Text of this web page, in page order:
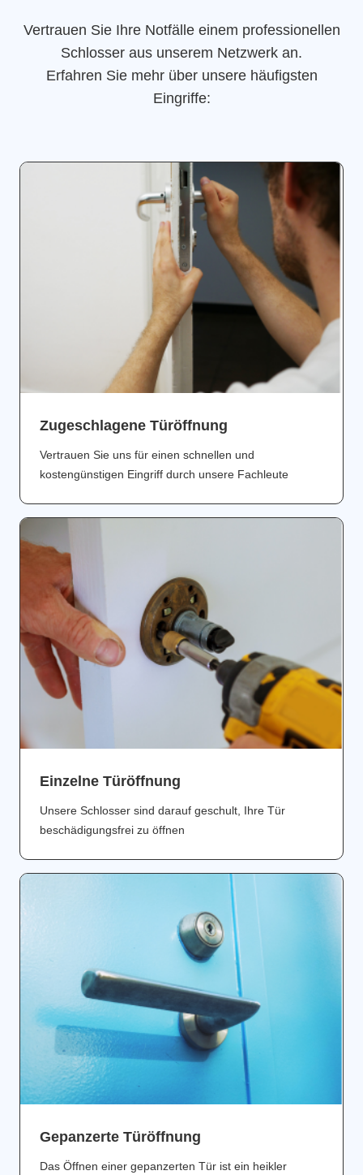
Vertrauen Sie Ihre Notfälle einem professionellen
Schlosser aus unserem Netzwerk an.
Erfahren Sie mehr über unsere häufigsten
Eingriffe:
Zugeschlagene Türöffnung
Vertrauen Sie uns für einen schnellen und
kostengünstigen Eingriff durch unsere Fachleute
Einzelne Türöffnung
Unsere Schlosser sind darauf geschult, Ihre Tür
beschädigungsfrei zu öffnen
Gepanzerte Türöffnung
Das Öffnen einer gepanzerten Tür ist ein heikler